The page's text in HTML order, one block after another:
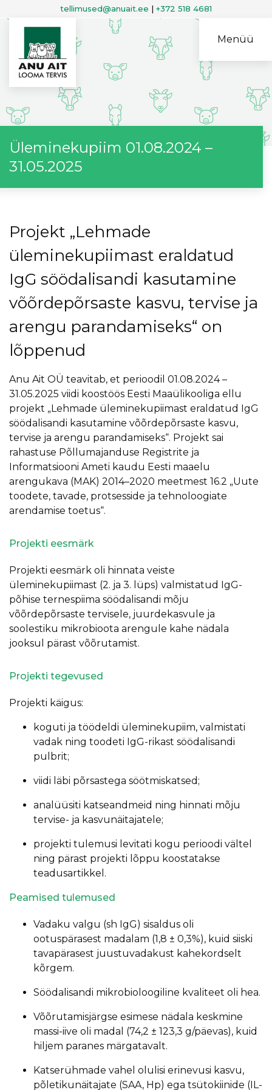
tellimused@anuait.ee | +372 518 4681
Menüü
Üleminekupiim 01.08.2024 –
31.05.2025
Projekt „Lehmade
üleminekupiimast eraldatud
IgG söödalisandi kasutamine
võõrdepõrsaste kasvu, tervise ja
arengu parandamiseks“ on
lõppenud
Anu Ait OÜ teavitab, et perioodil 01.08.2024 –
31.05.2025 viidi koostöös Eesti Maaülikooliga ellu
projekt „Lehmade üleminekupiimast eraldatud IgG
söödalisandi kasutamine võõrdepõrsaste kasvu,
tervise ja arengu parandamiseks“. Projekt sai
rahastuse Põllumajanduse Registrite ja
Informatsiooni Ameti kaudu Eesti maaelu
arengukava (MAK) 2014–2020 meetmest 16.2 „Uute
toodete, tavade, protsesside ja tehnoloogiate
arendamise toetus“.
Projekti eesmärk
Projekti eesmärk oli hinnata veiste
üleminekupiimast (2. ja 3. lüps) valmistatud IgG-
põhise ternespiima söödalisandi mõju
võõrdepõrsaste tervisele, juurdekasvule ja
soolestiku mikrobioota arengule kahe nädala
jooksul pärast võõrutamist.
Projekti tegevused
Projekti käigus:
koguti ja töödeldi üleminekupiim, valmistati
vadak ning toodeti IgG-rikast söödalisandi
pulbrit;
viidi läbi põrsastega söötmiskatsed;
analüüsiti katseandmeid ning hinnati mõju
tervise- ja kasvunäitajatele;
projekti tulemusi levitati kogu perioodi vältel
ning pärast projekti lõppu koostatakse
teadusartikkel.
Peamised tulemused
Vadaku valgu (sh IgG) sisaldus oli
ootuspärasest madalam (1,8 ± 0,3%), kuid siiski
tavapärasest juustuvadakust kahekordselt
kõrgem.
Söödalisandi mikrobioloogiline kvaliteet oli hea.
Võõrutamisjärgse esimese nädala keskmine
massi-iive oli madal (74,2 ± 123,3 g/päevas), kuid
hiljem paranes märgatavalt.
Katserühmade vahel olulisi erinevusi kasvu,
põletikunäitajate (SAA, Hp) ega tsütokiinide (IL-